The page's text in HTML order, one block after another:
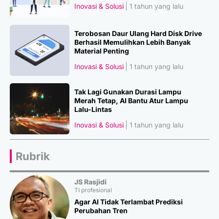
Inovasi & Solusi 1 tahun yang lalu
Terobosan Daur Ulang Hard Disk Drive
Berhasil Memulihkan Lebih Banyak
Material Penting
Inovasi & Solusi
1 tahun yang lalu
Tak Lagi Gunakan Durasi Lampu
Merah Tetap, AI Bantu Atur Lampu
Lalu-Lintas
Inovasi & Solusi
1 tahun yang lalu
Rubrik
JS Rasjidi
TI profesional
Agar AI Tidak Terlambat Prediksi
Perubahan Tren